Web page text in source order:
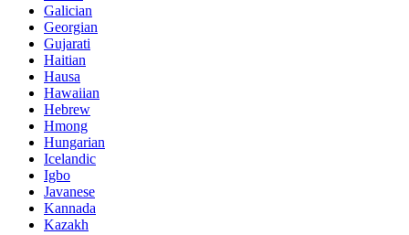
Galician
Georgian
Gujarati
Haitian
Hausa
Hawaiian
Hebrew
Hmong
Hungarian
Icelandic
Igbo
Javanese
Kannada
Kazakh